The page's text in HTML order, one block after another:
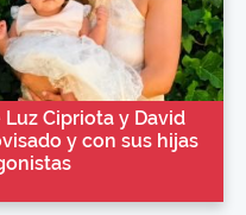
Cipriota y David
y con sus hijas